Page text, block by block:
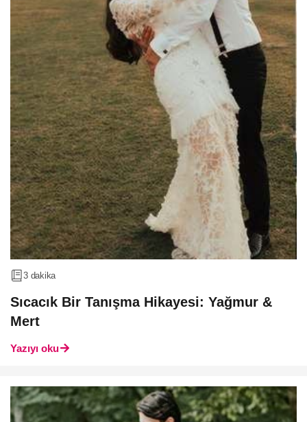
3 dakika
Sıcacık Bir Tanışma Hikayesi: Yağmur &
Mert
Yazıyı oku